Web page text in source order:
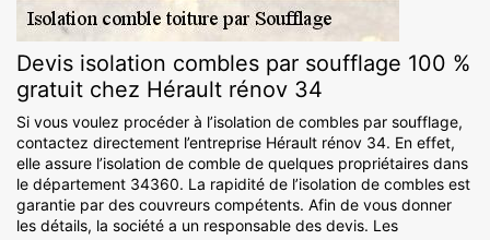
Devis isolation combles par soufflage 100 %
gratuit chez Hérault rénov 34
Si vous voulez procéder à l’isolation de combles par soufflage,
contactez directement l’entreprise Hérault rénov 34. En effet,
elle assure l’isolation de comble de quelques propriétaires dans
le département 34360. La rapidité de l’isolation de combles est
garantie par des couvreurs compétents. Afin de vous donner
les détails, la société a un responsable des devis. Les